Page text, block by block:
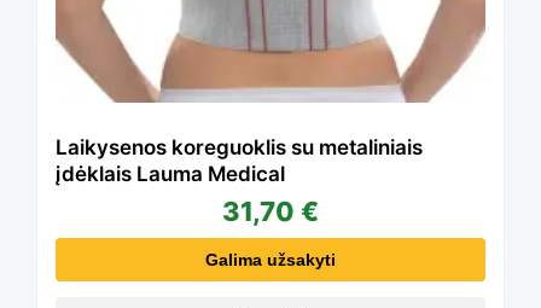
Laikysenos koreguoklis su metaliniais
įdėklais Lauma Medical
31,70 €
Galima užsakyti